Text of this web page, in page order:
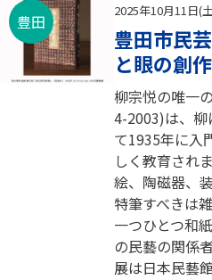
豊田
2025年10月11日(
豊田市民
と眼の創作
柳宗悦の唯一
4-2003)は、
て1935年に入
しく教育され
絵、陶磁器、
特筆すべきは
一つひとつ和
の民藝の関係
展は日本民藝